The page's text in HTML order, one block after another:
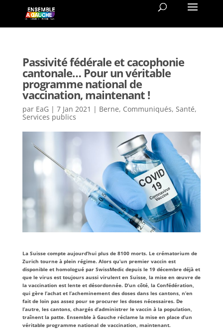
Passivité fédérale et cacophonie
cantonale… Pour un véritable
programme national de
vaccination, maintenant !
par EaG | 7 Jan 2021 | Berne, Communiqués, Santé,
Services publics
La Suisse compte aujourd’hui plus de 8100 morts. Le crématorium de
Zurich tourne à plein régime. Alors qu’un premier vaccin est
disponible et homologué par SwissMedic depuis le 19 décembre déjà et
que le virus est toujours aussi virulent en Suisse, la mise en œuvre de
la vaccination est lente et désordonnée. D’un côté, la Confédération,
qui gère l’achat et l’acheminement des doses dans les cantons, n’en
fait de loin pas assez pour se procurer les doses nécessaires. De
l’autre, les cantons, chargés d’administrer le vaccin à la population,
traînent la patte. Ensemble à Gauche réclame la mise en place d’un
véritable programme national de vaccination, maintenant.